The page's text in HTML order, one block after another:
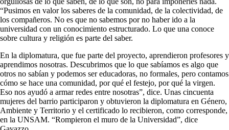
“Pusimos en valor los saberes de la comunidad, de la colectividad, de
los compañeros. No es que no sabemos por no haber ido a la
universidad con un conocimiento estructurado. Lo que una conoce
sobre cultura y religión es parte del saber.
En la diplomatura, que fue parte del proyecto, aprendieron profesores y
aprendimos nosotras. Descubrimos que lo que sabíamos es algo que
otros no sabían y podemos ser educadoras, no formales, pero contamos
cómo se hace una comunidad, por qué el festejo, por qué la virgen.
Eso nos ayudó a armar redes entre nosotras”, dice. Unas cincuenta
mujeres del barrio participaron y obtuvieron la diplomatura en Género,
Ambiente y Territorio y el certificado lo recibieron, como corresponde,
en la UNSAM. “Rompieron el muro de la Universidad”, dice